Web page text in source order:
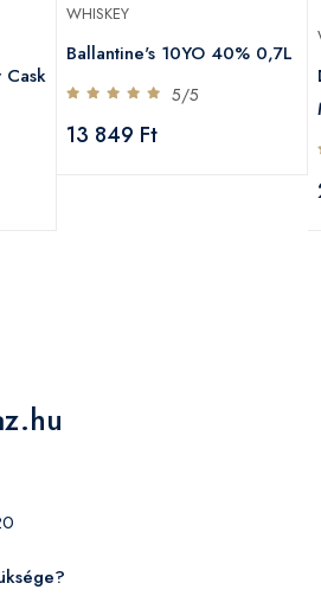
WHISKEY
Ballantine's 10YO 40% 0,7L
5/5
13 849 Ft